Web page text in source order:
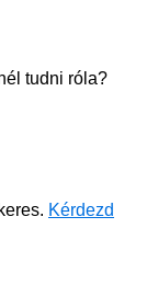
tudni róla?
Kérdezd